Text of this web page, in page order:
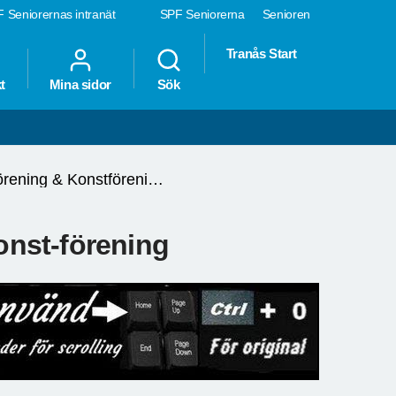
SPF Seniorerna Senioren
Seniorernas intranät
Mina sidor Sök
Tranås Start
Tranås Hembygdsförening & Konstförening
förening